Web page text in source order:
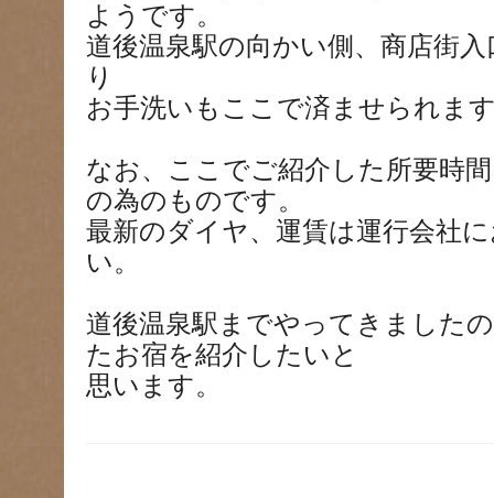
ようです。
道後温泉駅の向かい側、商店街
り
お手洗いもここで済ませられま
なお、ここでご紹介した所要時
の為のものです。
最新のダイヤ、運賃は運行会社
い。
道後温泉駅までやってきました
たお宿を紹介したいと
思います。